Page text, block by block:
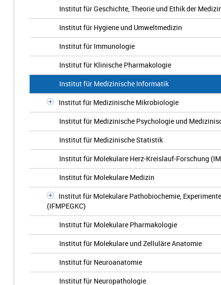
Institut für Geschichte, Theorie und Ethik der
Institut für Hygiene und Umweltmedizin
Institut für Immunologie
Institut für Klinische Pharmakologie
Institut für Medizinische Informatik
Institut für Medizinische Mikrobiologie
Institut für Medizinische Psychologie und
Institut für Medizinische Statistik
Institut für Molekulare Herz-Kreislauf-Forschung
Institut für Molekulare Medizin
Institut für Molekulare Pathobiochemie,
(IFMPEGKC)
Institut für Molekulare Pharmakologie
Institut für Molekulare und Zelluläre Anatomie
Institut für Neuroanatomie
Institut für Neuropathologie